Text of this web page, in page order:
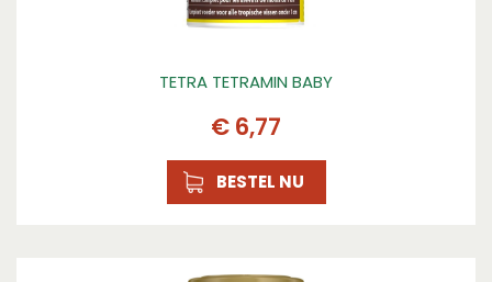
TETRA TETRAMIN BABY
€ 6,77
BESTEL NU